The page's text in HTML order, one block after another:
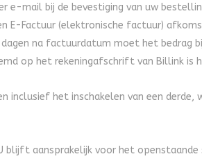
e-mail bij de bevestiging van uw
E-Factuur (elektronische factuur)
na factuurdatum moet het bedrag
op het rekeningafschrift van Billink is
inclusief het inschakelen van een derde,
aansprakelijk voor het openstaande